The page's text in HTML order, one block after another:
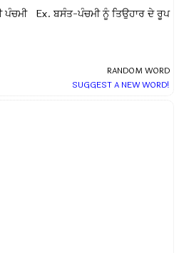
ਪੰਚਮੀ Ex.ਬਸੰਤ-ਪੰਚਮੀ ਨੂੰ ਤਿਉਹਾਰ ਦੇ ਰੂਪ
RANDOM WORD
SUGGEST A NEW WORD!